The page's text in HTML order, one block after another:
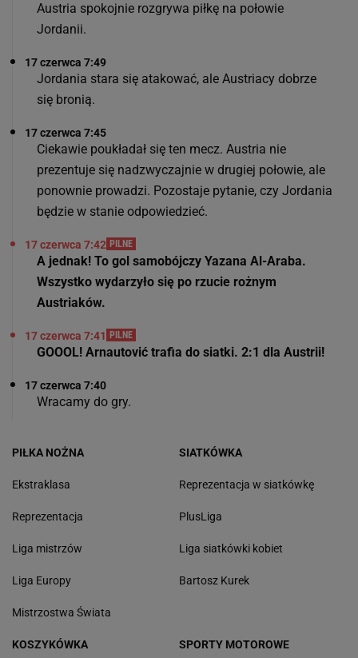
Austria spokojnie rozgrywa piłkę na połowie
Jordanii.
17 czerwca 7:49
Jordania stara się atakować, ale Austriacy dobrze
się bronią.
17 czerwca 7:45
Ciekawie poukładał się ten mecz. Austria nie
prezentuje się nadzwyczajnie w drugiej połowie, ale
ponownie prowadzi. Pozostaje pytanie, czy Jordania
będzie w stanie odpowiedzieć.
17 czerwca 7:42 PILNE
A jednak! To gol samobójczy Yazana Al-Araba.
Wszystko wydarzyło się po rzucie rożnym
Austriaków.
17 czerwca 7:41 PILNE
GOOOL! Arnautović trafia do siatki. 2:1 dla Austrii!
17 czerwca 7:40
Wracamy do gry.
PIŁKA NOŻNA
Ekstraklasa
Reprezentacja
Liga mistrzów
Liga Europy
Mistrzostwa Świata
SIATKÓWKA
Reprezentacja w siatkówkę
PlusLiga
Liga siatkówki kobiet
Bartosz Kurek
KOSZYKÓWKA SPORTY MOTOROWE